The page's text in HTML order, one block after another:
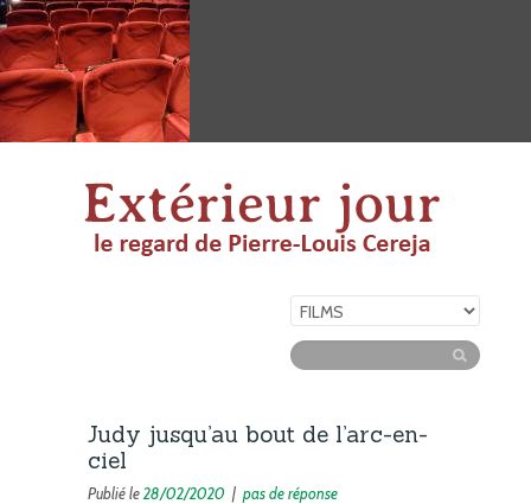
Judy jusqu’au bout de l’arc-en-
ciel
Publié le28/02/2020 | pas de réponse